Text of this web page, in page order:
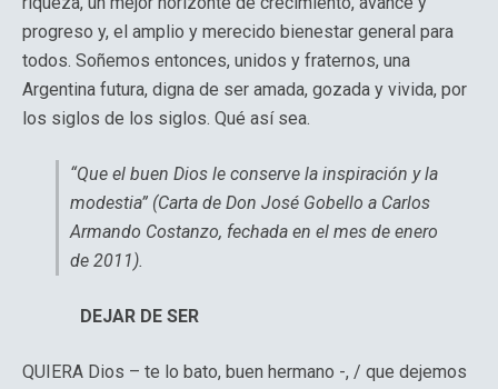
progreso y, el amplio y merecido bienestar general para
todos. Soñemos entonces, unidos y fraternos, una
Argentina futura, digna de ser amada, gozada y vivida, por
los siglos de los siglos. Qué así sea.
“Que el buen Dios le conserve la inspiración y la
modestia” (Carta de Don José Gobello a Carlos
Armando Costanzo, fechada en el mes de enero
de 2011).
DEJAR DE SER
QUIERA Dios – te lo bato, buen hermano -, / que dejemos